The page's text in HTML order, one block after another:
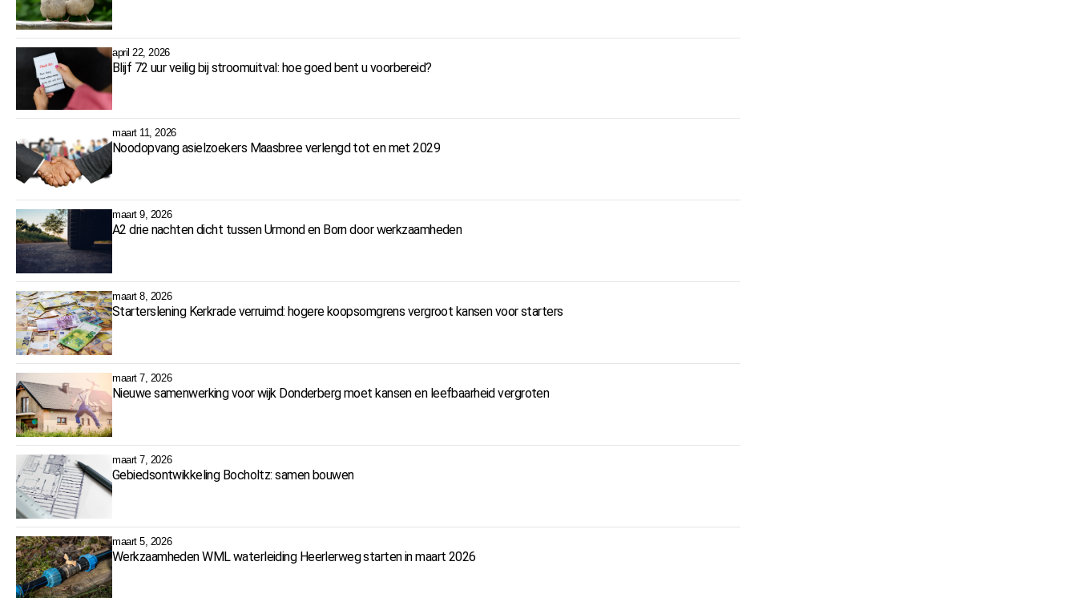
april 22, 2026
Blijf 72 uur veilig bij stroomuitval: hoe goed bent u voorbereid?
maart 11, 2026
Noodopvang asielzoekers Maasbree verlengd tot en met 2029
maart 9, 2026
A2 drie nachten dicht tussen Urmond en Born door werkzaamheden
maart 8, 2026
Starterslening Kerkrade verruimd: hogere koopsomgrens vergroot kansen voor starters
maart 7, 2026
Nieuwe samenwerking voor wijk Donderberg moet kansen en leefbaarheid vergroten
maart 7, 2026
Gebiedsontwikkeling Bocholtz: samen bouwen
maart 5, 2026
Werkzaamheden WML waterleiding Heerlerweg starten in maart 2026